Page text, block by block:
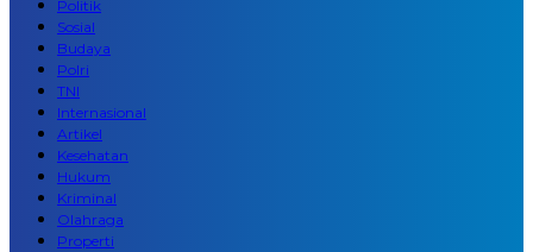
Politik
Sosial
Budaya
Polri
TNI
Internasional
Artikel
Kesehatan
Hukum
Kriminal
Olahraga
Properti